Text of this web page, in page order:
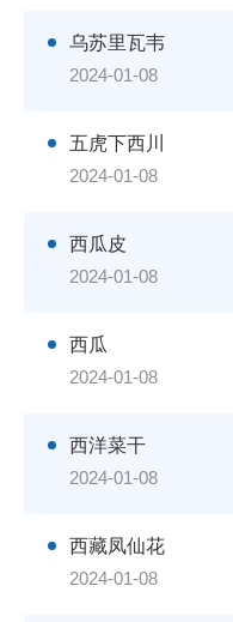
乌苏里瓦韦
2024-01-08
五虎下西川
2024-01-08
西瓜皮
2024-01-08
西瓜
2024-01-08
西洋菜干
2024-01-08
西藏凤仙花
2024-01-08